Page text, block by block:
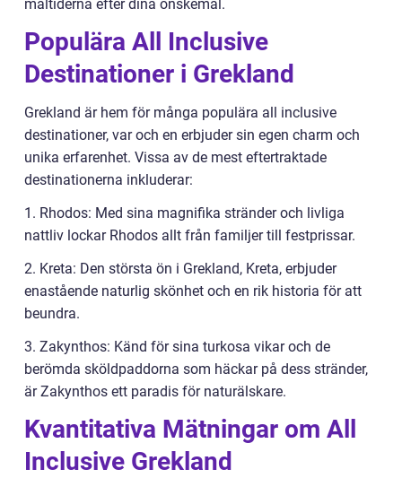
måltiderna efter dina önskemål.
Populära All Inclusive
Destinationer i Grekland
Grekland är hem för många populära all inclusive
destinationer, var och en erbjuder sin egen charm och
unika erfarenhet. Vissa av de mest eftertraktade
destinationerna inkluderar:
1. Rhodos: Med sina magnifika stränder och livliga
nattliv lockar Rhodos allt från familjer till festprissar.
2. Kreta: Den största ön i Grekland, Kreta, erbjuder
enastående naturlig skönhet och en rik historia för att
beundra.
3. Zakynthos: Känd för sina turkosa vikar och de
berömda sköldpaddorna som häckar på dess stränder,
är Zakynthos ett paradis för naturälskare.
Kvantitativa Mätningar om All
Inclusive Grekland